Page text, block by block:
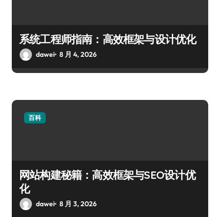
系统工程师指南：高效框架与设计优化
dawei 8 月 4, 2026
百科
网站构建秘籍：高效框架与SEO设计优
化
dawei 8 月 3, 2026